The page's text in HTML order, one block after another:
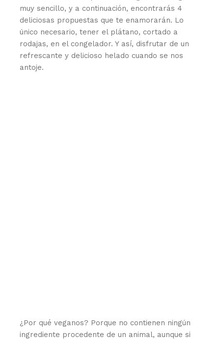
muy sencillo, y a continuación, encontrarás 4
deliciosas propuestas que te enamorarán. Lo
único necesario, tener el plátano, cortado a
rodajas, en el congelador. Y así, disfrutar de un
refrescante y delicioso helado cuando se nos
antoje.
¿Por qué veganos? Porque no contienen ningún
ingrediente procedente de un animal, aunque si